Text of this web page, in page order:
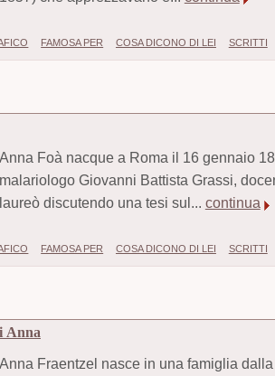
FAMOSA PER COSA DICONO DI LEI SCRITTI
Anna Foà nacque a Roma il 16 gennaio
malariologo Giovanni Battista Grassi,
laureò discutendo una tesi sul... continua
FAMOSA PER COSA DICONO DI LEI SCRITTI
Anna
Anna Fraentzel nasce in una famiglia